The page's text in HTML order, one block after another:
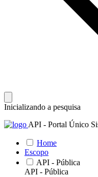
Inicializando a pesquisa
API - Portal Único
Home
Escopo
API - Pública
API - Pública